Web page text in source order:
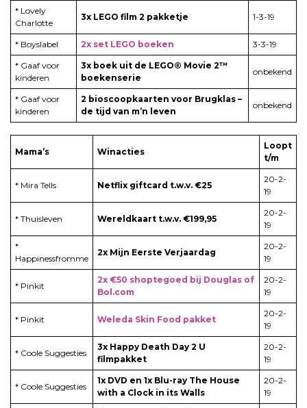
* Lovely
Charlotte
3x LEGO film 2 pakketje 1-3-19
* Boyslabel 2x set LEGO boeken 3-3-19
* Gaaf voor
kinderen
3x boek uit de LEGO® Movie 2™
boekenserie
onbekend
* Gaaf voor
kinderen
2 bioscoopkaarten voor Brugklas –
de tijd van m’n leven
onbekend
Mama’s Winacties
Loopt
t/m
* Mira Tells Netflix giftcard t.w.v. €25
20-2-
19
* Thuisleven Wereldkaart t.w.v. €199,95
20-2-
19
*
Happinessfromme
2x Mijn Eerste Verjaardag
20-2-
19
* Pinkit
2x €50 shoptegoed bij Douglas of
Bol.com
20-2-
19
* Pinkit Weleda Skin Food pakket
20-2-
19
* Coole Suggesties
3x Happy Death Day 2 U
filmpakket
20-2-
19
* Coole Suggesties
1x DVD en 1x Blu-ray The House
with a Clock in its Walls
20-2-
19